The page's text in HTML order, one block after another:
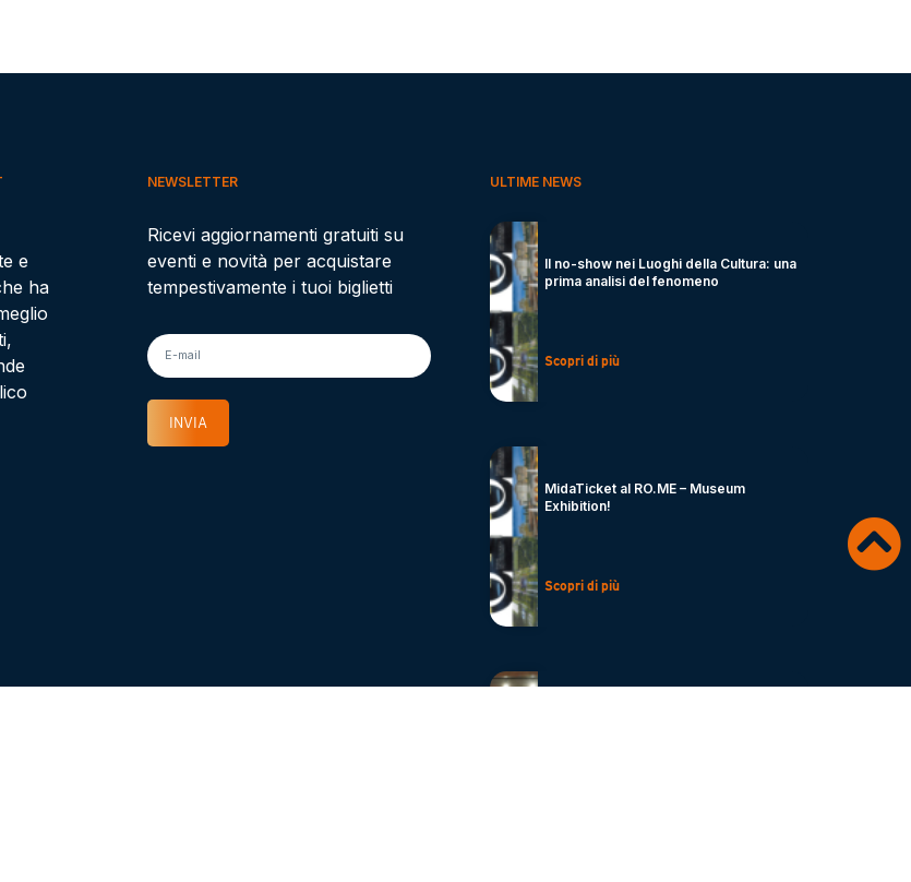
e
ha
NEWSLETTER
Ricevi aggiornamenti gratuiti su
eventi e novità per acquistare
tempestivamente i tuoi biglietti
INVIA
ULTIME NEWS
Il no-show nei Luoghi della Cultura: una
prima analisi del fenomeno
Scopri di più
MidaTicket al RO.ME – Museum
Exhibition!
Scopri di più